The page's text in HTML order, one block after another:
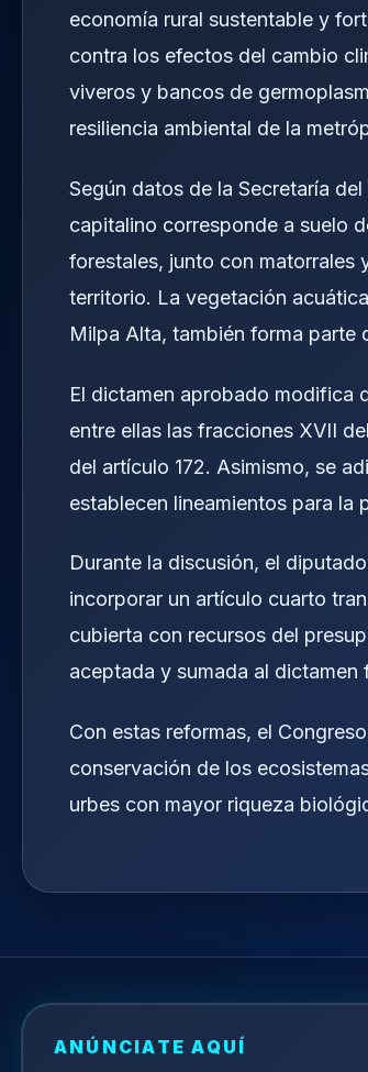
economía rural sustentable y
contra los efectos del cambio
viveros y bancos de
resiliencia ambiental de la
Según datos de la Secretaría
capitalino corresponde a suelo
forestales, junto con matorrales
territorio. La vegetación
Milpa Alta, también forma parte
El dictamen aprobado modifica
entre ellas las fracciones XVII
del artículo 172. Asimismo, se
establecen lineamientos para la
Durante la discusión, el
incorporar un artículo cuarto
cubierta con recursos del
aceptada y sumada al dictamen
Con estas reformas, el
conservación de los
urbes con mayor riqueza
ANÚNCIATE AQUÍ